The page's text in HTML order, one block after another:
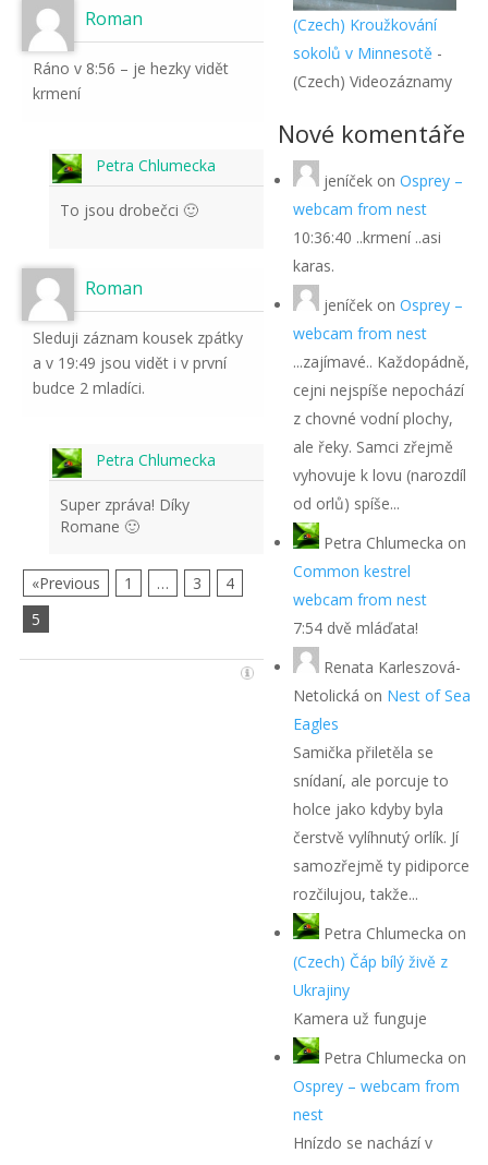
(Czech) Kroužkování
sokolů v Minnesotě -
(Czech) Videozáznamy
Nové komentáře
jeníček onOsprey –
webcam from nest
10:36:40 ..krmení ..asi
karas.
jeníček onOsprey –
webcam from nest
...zajímavé.. Každopádně,
cejni nejspíše nepochází
z chovné vodní plochy,
ale řeky. Samci zřejmě
vyhovuje k lovu (narozdíl
od orlů) spíše...
Petra Chlumecka on
Common kestrel
webcam from nest
7:54 dvě mláďata!
Renata Karleszová-
Netolická on Nest of Sea
Eagles
Samička přiletěla se
snídaní, ale porcuje to
holce jako kdyby byla
čerstvě vylíhnutý orlík. Jí
samozřejmě ty pidiporce
rozčilujou, takže...
Petra Chlumecka on
(Czech) Čáp bílý živě z
Ukrajiny
Kamera už funguje
Petra Chlumecka on
Osprey – webcam from
nest
Hnízdo se nachází v
Roman
Ráno v 8:56 – je hezky vidět
krmení
Petra Chlumecka
To jsou drobečci 🙂
Roman
Sleduji záznam kousek zpátky
a v 19:49 jsou vidět i v první
budce 2 mladíci.
Petra Chlumecka
Super zpráva! Díky
Romane 🙂
«Previous 1 … 3
4
5